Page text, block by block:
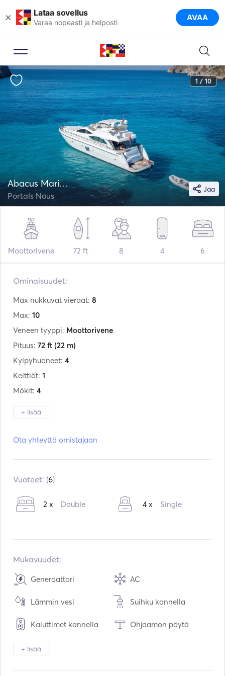
× Lataa sovellus
Varaa nopeasti ja helposti AVAA
1 / 10
Jaa
Abacus Marine 72
Portals Nous
Moottorivene 72 ft 8 4 6
Ominaisuudet:
Max nukkuvat vieraat: 8
Max: 10
Veneen tyyppi: Moottorivene
Pituus: 72 ft (22 m)
Kylpyhuoneet: 4
Keittiöt: 1
Mökit: 4
+ lisää
Moottorit:2 x 1360hp
Kulutus:
420
L /tunti
Ota yhteyttä omistajaan
Vuoteet: (6)
2 x Double 4 x Single
Mukavuudet:
Generaattori AC
Lämmin vesi Suihku kannella
Kaiuttimet kannella Ohjaamon pöytä
Soihtu valo
+ lisää